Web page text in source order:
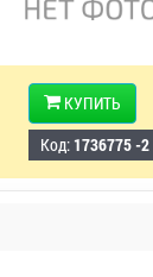
КУПИТЬ
Код: 1736775 -2